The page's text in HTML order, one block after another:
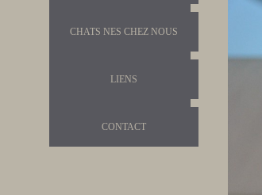
CHATS NES CHEZ NOUS
LIENS
CONTACT